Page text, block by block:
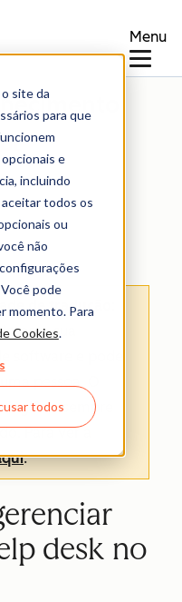
site da
para que
e
incluindo
todos os
ou
não
pode
momento. Para
Cookies.
todos
Menu
de tradução
para sua
software e pode
pessoa.
e sempre
Para ver a
.
desk no